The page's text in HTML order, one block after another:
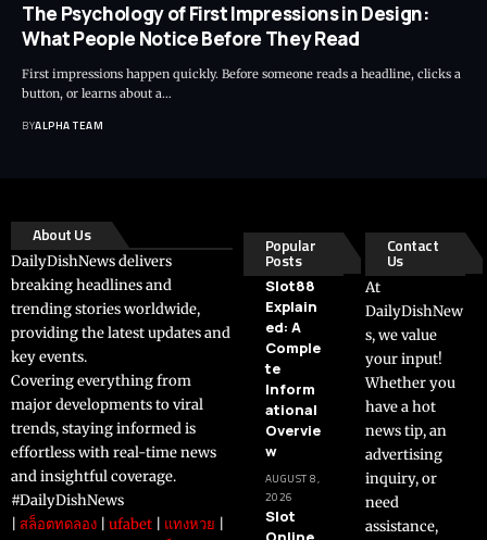
The Psychology of First Impressions in Design:
What People Notice Before They Read
First impressions happen quickly. Before someone reads a headline, clicks a
button, or learns about a…
BYALPHA TEAM
About Us
DailyDishNews delivers
breaking headlines and
trending stories worldwide,
providing the latest updates and
key events.
Covering everything from
major developments to viral
trends, staying informed is
effortless with real-time news
and insightful coverage.
#DailyDishNews
สล็อตทดลอง ufabet แทงหวย
Popular
Posts
Slot88
Explain
ed: A
Comple
te
Inform
ational
Overvie
w
AUGUST 8,
2026
Slot
Contact
Us
At
DailyDishNew
s, we value
your input!
Whether you
have a hot
news tip, an
advertising
inquiry, or
need
assistance,